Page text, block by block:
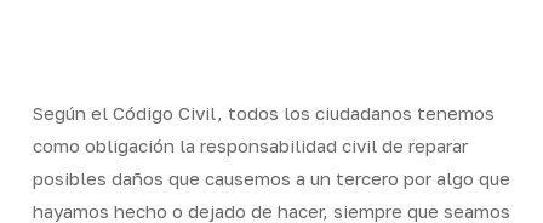
contentSegún el Código Civil, todos los ciudadanos tenemos
como obligación la responsabilidad civil de reparar
posibles daños que causemos a un tercero por algo que
hayamos hecho o dejado de hacer, siempre que seamos
Menu